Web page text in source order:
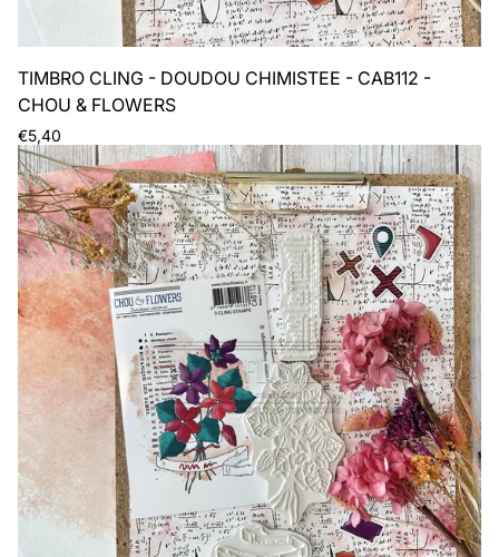
TIMBRO CLING - DOUDOU CHIMISTEE - CAB112 -
CHOU & FLOWERS
Prezzo
normale
€5,40